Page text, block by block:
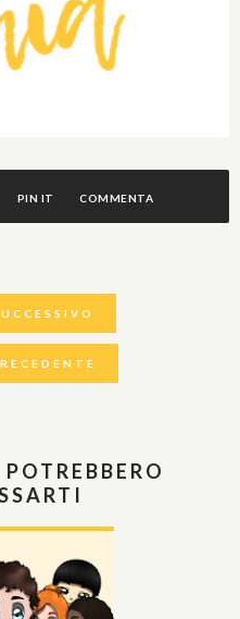
PIN IT COMMENTA